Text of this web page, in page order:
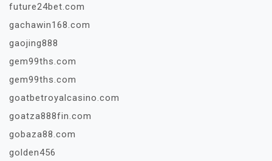
future24bet.com
gachawin168.com
gaojing888
gem99ths.com
gem99ths.com
goatbetroyalcasino.com
goatza888fin.com
gobaza88.com
golden456